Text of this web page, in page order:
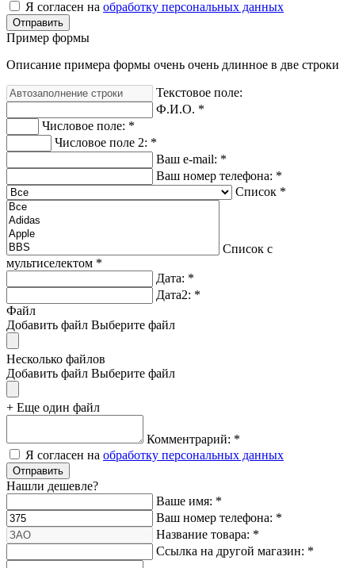
Я согласен на обработку персональных данных
Пример формы
Описание примера формы очень очень длинное в две строки
Текстовое поле:
Ф.И.О. *
Числовое поле: *
Числовое поле 2: *
Ваш e-mail: *
Ваш номер телефона: *
Список *
Список с
мультиселектом *
Дата: *
Дата2: *
Файл
Добавить файл Выберите файл
Несколько файлов
Добавить файл Выберите файл
+ Еще один файл
Комментрарий: *
Я согласен на обработку персональных данных
Нашли дешевле?
Ваше имя: *
Ваш номер телефона: *
Название товара: *
Ссылка на другой магазин: *